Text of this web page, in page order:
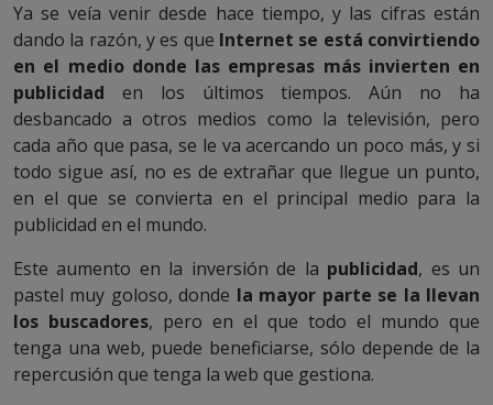
Ya se veía venir desde hace tiempo, y las cifras están
dando la razón, y es que Internet se está convirtiendo
en el medio donde las empresas más invierten en
publicidad en los últimos tiempos. Aún no ha
desbancado a otros medios como la televisión, pero
cada año que pasa, se le va acercando un poco más, y si
todo sigue así, no es de extrañar que llegue un punto,
en el que se convierta en el principal medio para la
publicidad en el mundo.
Este aumento en la inversión de la publicidad, es un
pastel muy goloso, donde la mayor parte se la llevan
los buscadores, pero en el que todo el mundo que
tenga una web, puede beneficiarse, sólo depende de la
repercusión que tenga la web que gestiona.